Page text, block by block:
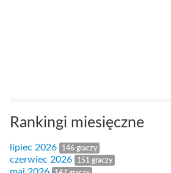
Rankingi miesięczne
lipiec 2026 146 graczy
czerwiec 2026 151 graczy